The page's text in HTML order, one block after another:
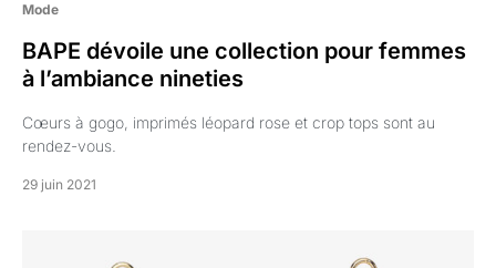
Mode
BAPE dévoile une collection pour femmes
à l’ambiance nineties
Cœurs à gogo, imprimés léopard rose et crop tops sont au
rendez-vous.
29 juin 2021